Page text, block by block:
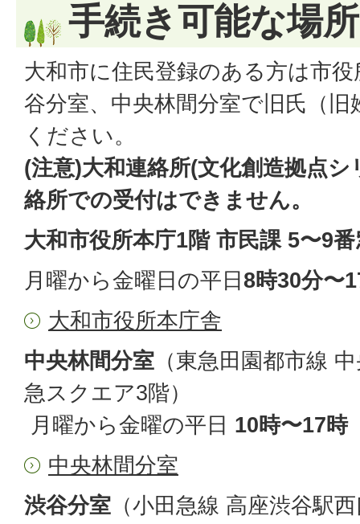
手続き可能な場
大和市に住民登録のある方は市
谷分室、中央林間分室で旧氏（
ください。
(注意)大和連絡所(文化創造拠点
絡所での受付はできません。
大和市役所本庁1階 市民課 5〜9
月曜から金曜日の平日8時30分〜
大和市役所本庁舎
中央林間分室 （東急田園都市線
急スクエア3階）
月曜から金曜の平日 10時〜17時
中央林間分室
渋谷分室 （小田急線 高座渋谷駅